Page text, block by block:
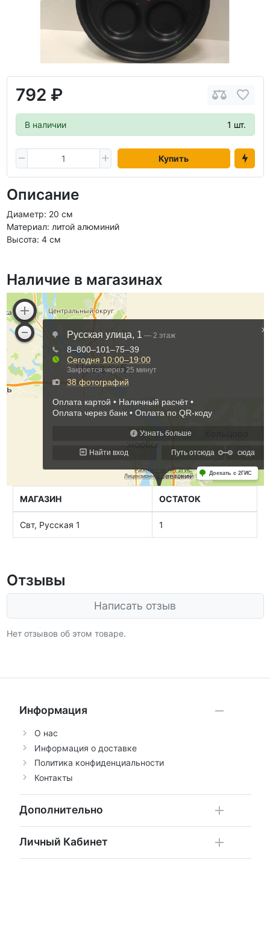
792 ₽
В наличии 1 шт.
Купить
Описание
Диаметр: 20 см
Материал: литой алюминий
Высота: 4 см
Наличие в магазинах
МАГАЗИН ОСТАТОК
Свт, Русская 1 1
Отзывы
Написать отзыв
Нет отзывов об этом товаре.
Информация
О нас
Информация о доставке
Политика конфиденциальности
Контакты
Дополнительно
Личный Кабинет